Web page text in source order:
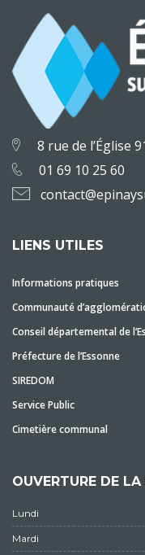
8 rue de l’Église
01 69 10 25 60
LIENS UTILES
Informations pratiques
Communauté
Conseil départemental de
Préfecture de l’Essonne
SIREDOM
Service Public
Cimetière communal
OUVERTURE DE LA
Lundi
Mardi